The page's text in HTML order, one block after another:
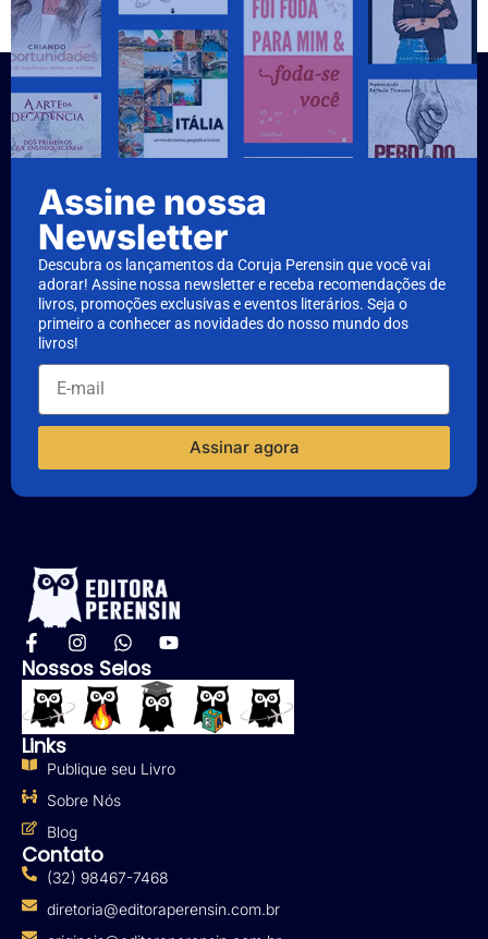
Assine nossa
Newsletter
Descubra os lançamentos da Coruja Perensin que você vai
adorar! Assine nossa newsletter e receba recomendações de
livros, promoções exclusivas e eventos literários. Seja o
primeiro a conhecer as novidades do nosso mundo dos
livros!
Assinar agora
Nossos Selos
Links
Publique seu Livro
Sobre Nós
Blog
Contato
(32) 98467-7468
diretoria@editoraperensin.com.br